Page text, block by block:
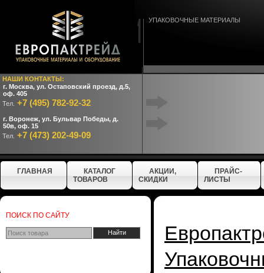
НАШИ КОНТАКТЫ:
г. Москва, ул. Остаповский проезд, д.5,
оф. 405
Тел. +7 (495) 782-92-32
г. Воронеж, ул. Бульвар Победы, д.
50в, оф. 15
Тел. +7 (473) 202-49-09
УПАКОВОЧНЫЕ МАТЕРИАЛЫ
ГЛАВНАЯ
КАТАЛОГ
ТОВАРОВ
АКЦИИ,
СКИДКИ
ПРАЙС-
ЛИСТЫ
ПОИСК ПО САЙТУ